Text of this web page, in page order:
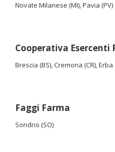
Novate Milanese (MI), Pavia (PV)
Cooperativa Esercenti
Brescia (BS), Cremona (CR), Erba
Faggi Farma
Sondrio (SO)